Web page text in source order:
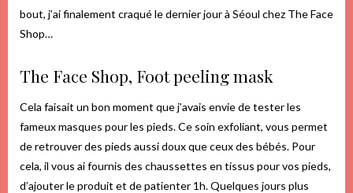
bout, j’ai finalement craqué le dernier jour à Séoul chez The Face
Shop…
The Face Shop, Foot peeling mask
Cela faisait un bon moment que j’avais envie de tester les
fameux masques pour les pieds. Ce soin exfoliant, vous permet
de retrouver des pieds aussi doux que ceux des bébés. Pour
cela, il vous ai fournis des chaussettes en tissus pour vos pieds,
d’ajouter le produit et de patienter 1h. Quelques jours plus